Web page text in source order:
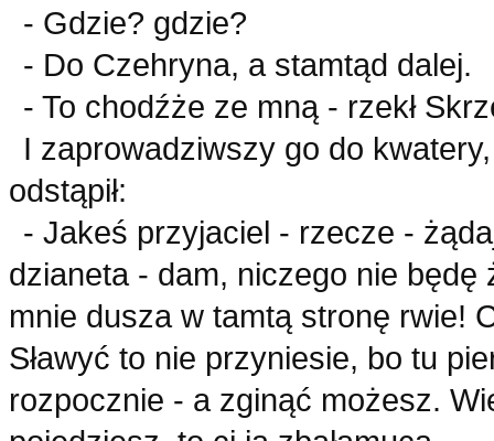
- Gdzie? gdzie?
- Do Czehryna, a stamtąd dalej.
- To chodźże ze mną - rzekł
I zaprowadziwszy go do
odstąpił:
- Jakeś przyjaciel - rzecze -
dzianeta - dam, niczego nie będę
mnie dusza w tamtą stronę rwie!
Sławyć to nie przyniesie, bo tu
rozpocznie - a zginąć możesz.